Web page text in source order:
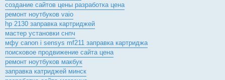
создание сайтов цены разработка цена
ремонт ноутбуков vaio
hp 2130 заправка картриджей
мастер установки снпч
мфу canon i sensys mf211 заправка картриджа
поисковое продвижение сайта цена
ремонт ноутбуков макбук
заправка катриджей минск